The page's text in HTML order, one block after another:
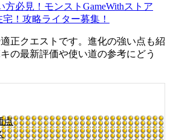
方必見！モンストGameWithストア
！攻略ライター募集！
正クエストです。進化の強い点も紹
の最新評価や使い道の参考にどう
点